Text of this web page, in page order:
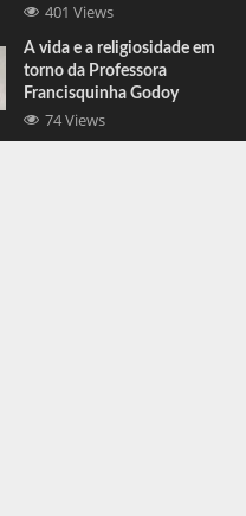
401 Views
A vida e a religiosidade em
torno da Professora
Francisquinha Godoy
74 Views